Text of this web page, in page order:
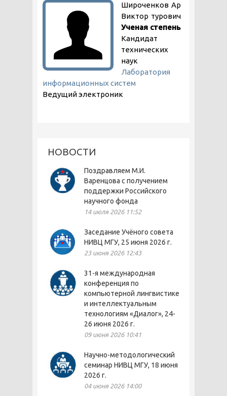
Широченков
Виктор
Ар
турович
Ученая степень
Кандидат
технических
наук
Лаборатория
информационных систем
Ведущий электроник
НОВОСТИ
Поздравляем М.И.
Варенцова с получением
поддержки Российского
научного фонда
14 июля 2026 11:52
Заседание Учёного совета
НИВЦ МГУ, 25 июня 2026 г.
23 июня 2026 12:43
31-я международная
конференция по
компьютерной лингвистике
и интеллектуальным
технологиям «Диалог», 24-
26 июня 2026 г.
09 июня 2026 10:41
Научно-методологический
семинар НИВЦ МГУ, 18 июня
2026 г.
04 июня 2026 14:00